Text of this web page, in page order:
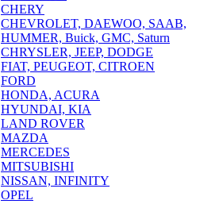
CHERY
CHEVROLET, DAEWOO, SAAB,
HUMMER, Buick, GMC, Saturn
CHRYSLER, JEEP, DODGE
FIAT, PEUGEOT, CITROEN
FORD
HONDA, ACURA
HYUNDAI, KIA
LAND ROVER
MAZDA
MERCEDES
MITSUBISHI
NISSAN, INFINITY
OPEL